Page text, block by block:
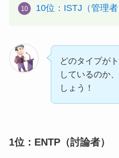
10位：ISTJ（管理者
どのタイプが
しているのか
しょう！
1位：ENTP（討論者）